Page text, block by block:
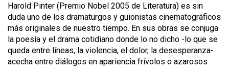
Harold Pinter (Premio Nobel 2005 de Literatura) es sin
duda uno de los dramaturgos y guionistas cinematográficos
más originales de nuestro tiempo. En sus obras se conjuga
la poesía y el drama cotidiano donde lo no dicho -lo que se
queda entre líneas, la violencia, el dolor, la desesperanza-
acecha entre diálogos en apariencia frívolos o azarosos.